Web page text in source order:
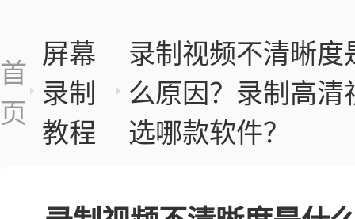
首
页
屏幕
录制
教程
录制视频不清晰度
么原因？录制高清
选哪款软件？